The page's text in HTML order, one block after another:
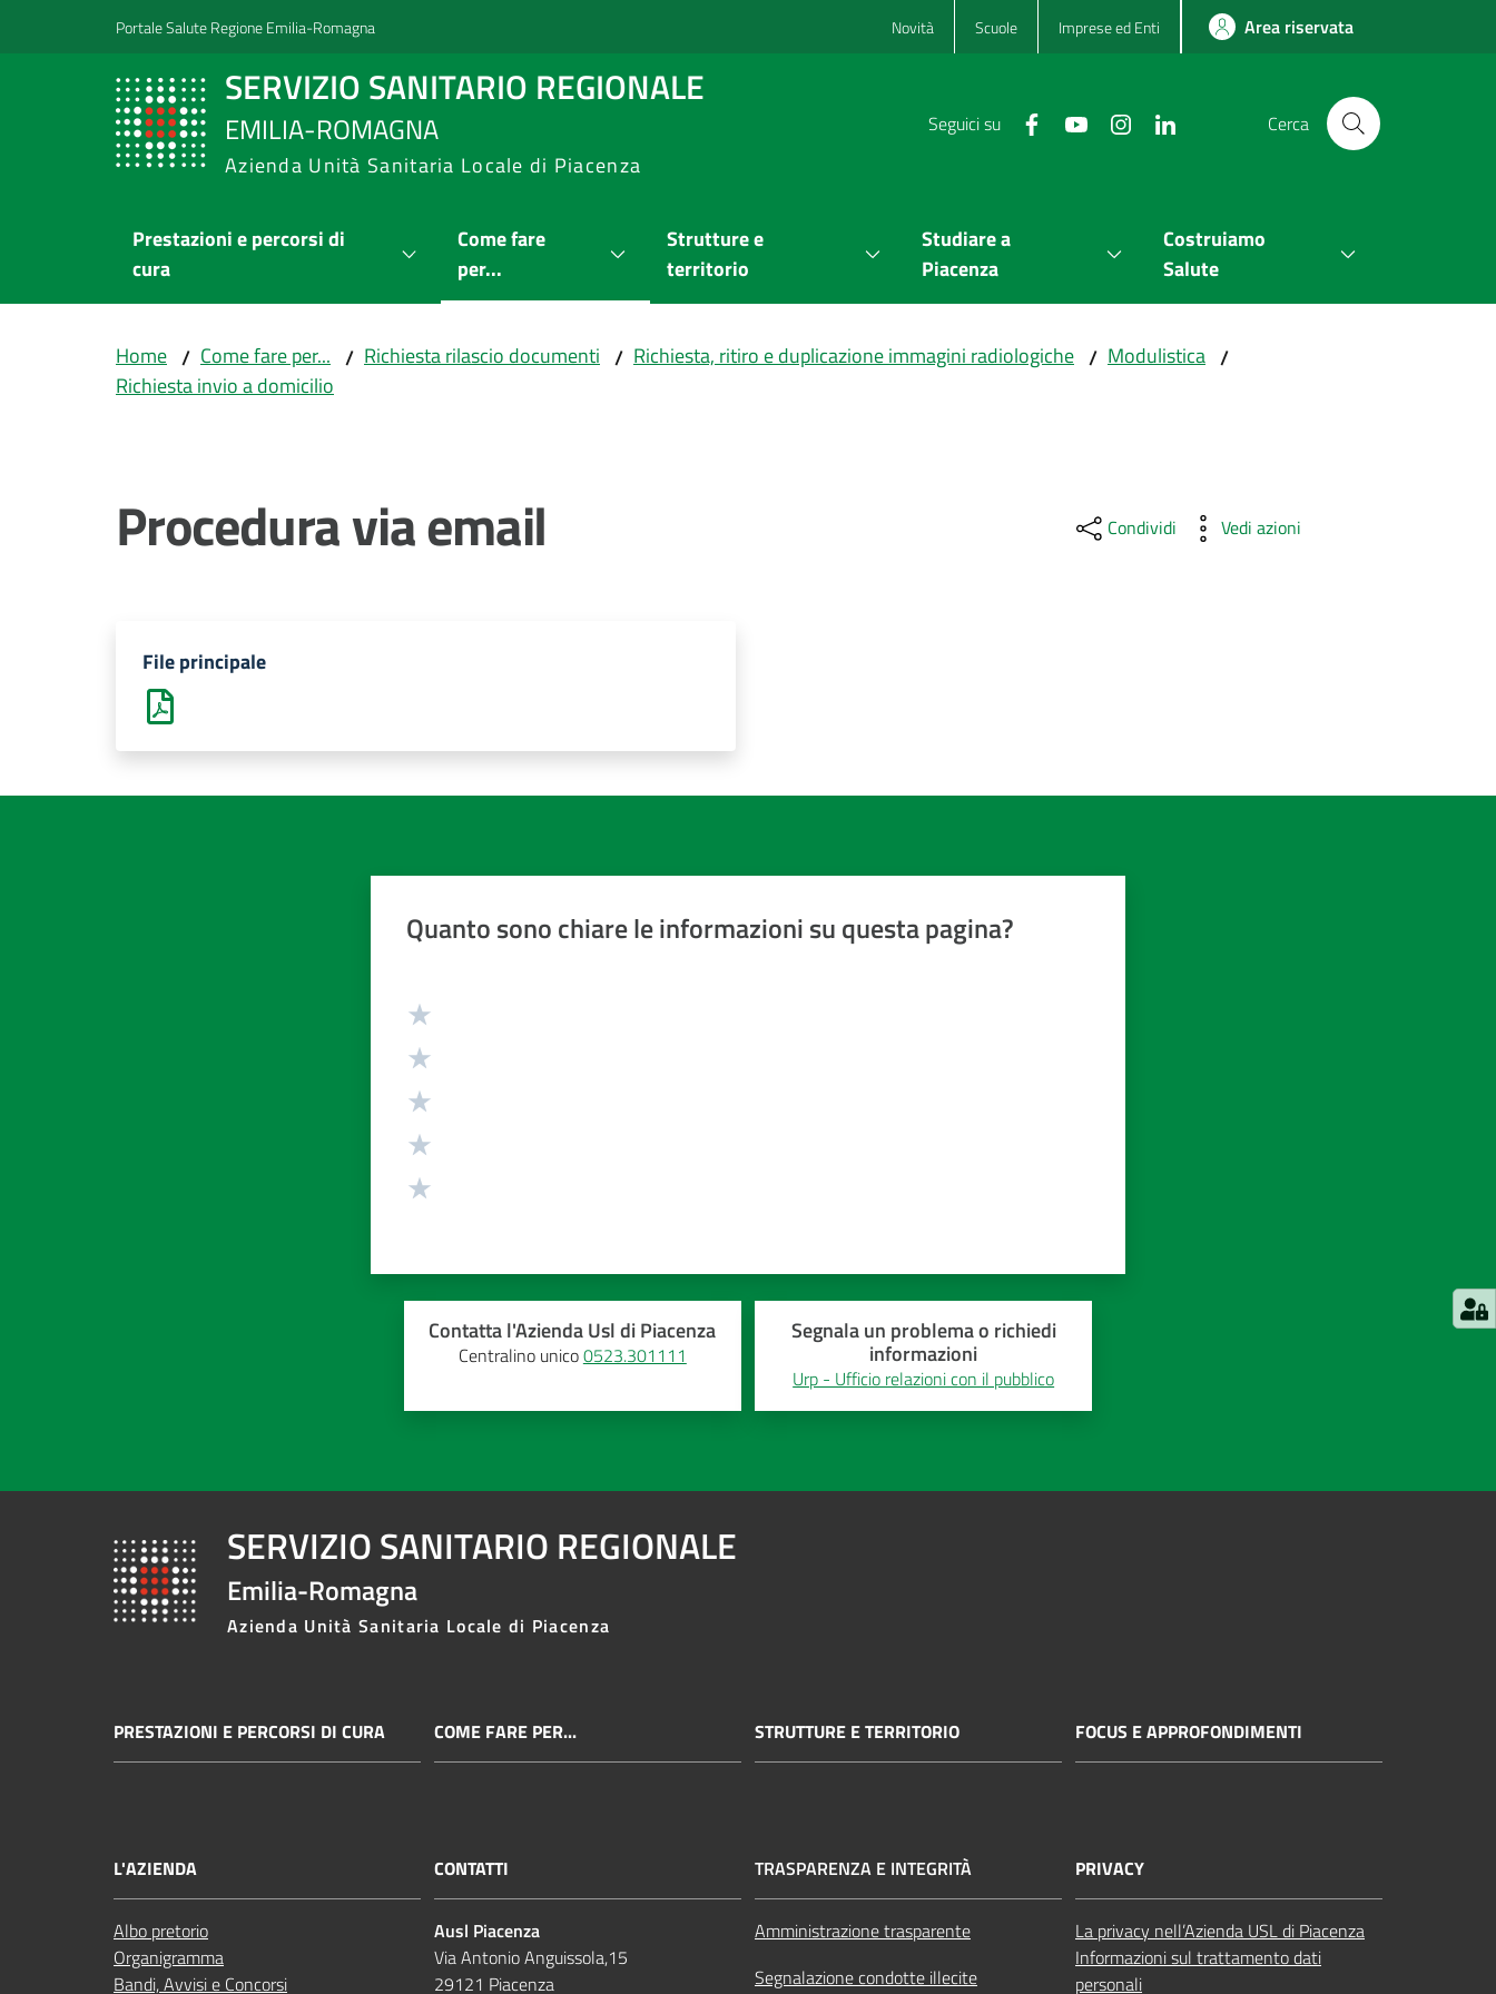
Vai al contenuto
Vai alla navigazionePortale Salute Regione Emilia-Romagna Novità Scuole Imprese ed Enti Area riservata
SERVIZIO SANITARIO REGIONALE
EMILIA-ROMAGNA
Azienda Unità Sanitaria Locale di Piacenza
Seguici su Cerca
Prestazioni e percorsi di
cura
Come fare
per...
Strutture e
territorio
Studiare a
Piacenza
Costruiamo
Salute
Home / Come fare per... / Richiesta rilascio documenti / Richiesta, ritiro e duplicazione immagini radiologiche / Modulistica /
Richiesta invio a domicilio
Procedura via email Condividi Vedi azioni
File principale
Quanto sono chiare le informazioni su questa pagina?
Contatta l'Azienda Usl di Piacenza
Centralino unico0523.301111
Segnala un problema o richiedi
informazioni
Urp - Ufficio relazioni con il pubblico
SERVIZIO SANITARIO REGIONALE
Emilia-Romagna
Azienda Unità Sanitaria Locale di Piacenza
PRESTAZIONI E PERCORSI DI CURA COME FARE PER... STRUTTURE E TERRITORIO FOCUS E APPROFONDIMENTI
L'AZIENDA
Albo pretorio
Organigramma
Bandi, Avvisi e Concorsi
CONTATTI
Ausl Piacenza
Via Antonio Anguissola,15
29121 Piacenza
TRASPARENZA E INTEGRITÀ
Amministrazione trasparente
Segnalazione condotte illecite
PRIVACY
La privacy nell’Azienda USL di Piacenza
Informazioni sul trattamento dati
personali